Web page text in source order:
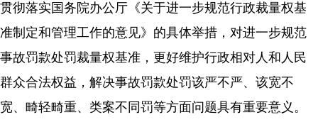
贯彻落实国务院办公厅《关于进一步规范行政裁量权基
准制定和管理工作的意见》的具体举措，对进一步规范
事故罚款处罚裁量权基准，更好维护行政相对人和人民
群众合法权益，解决事故罚款处罚该严不严、该宽不
宽、畸轻畸重、类案不同罚等方面问题具有重要意义。